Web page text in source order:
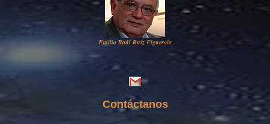
Emilio Raúl Ruiz Figuerola
Contáctanos